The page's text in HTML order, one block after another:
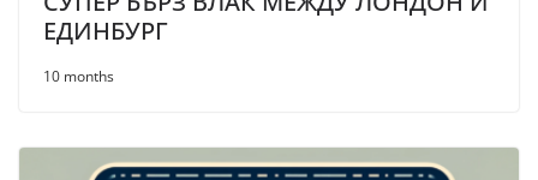
ЕДИНБУРГ
10 months